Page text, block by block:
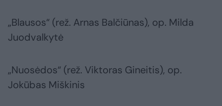
„Blausos“ (rež. Arnas Balčiūnas), op. Milda
Juodvalkytė
„Nuosėdos“ (rež. Viktoras Gineitis), op.
Jokūbas Miškinis